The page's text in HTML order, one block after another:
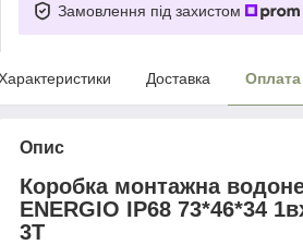
Замовлення під захистом
Доставка Оплата
Опис
Коробка монтажна
ENERGIO IP68 73*46*34
3T